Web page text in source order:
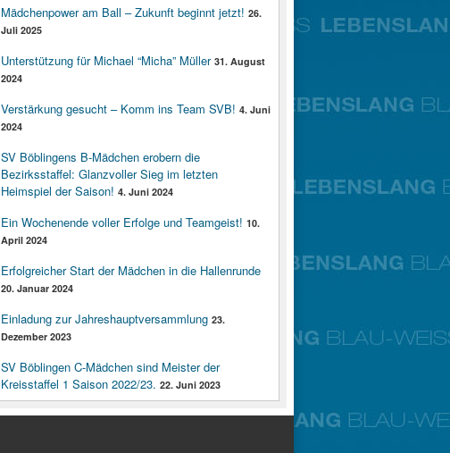
Mädchenpower am Ball – Zukunft beginnt jetzt! 26.
Juli 2025
Unterstützung für Michael “Micha” Müller 31. August
2024
Verstärkung gesucht – Komm ins Team SVB! 4. Juni
2024
SV Böblingens B-Mädchen erobern die
Bezirksstaffel: Glanzvoller Sieg im letzten
Heimspiel der Saison! 4. Juni 2024
Ein Wochenende voller Erfolge und Teamgeist! 10.
April 2024
Erfolgreicher Start der Mädchen in die Hallenrunde
20. Januar 2024
Einladung zur Jahreshauptversammlung 23.
Dezember 2023
SV Böblingen C-Mädchen sind Meister der
Kreisstaffel 1 Saison 2022/23. 22. Juni 2023